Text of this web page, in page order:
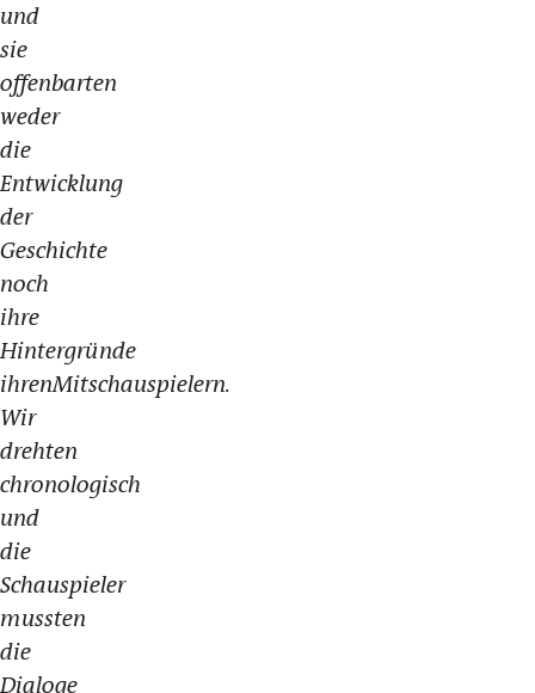
und
sie
offenbarten
weder
die
Entwicklung
der
Geschichte
noch
ihre
Hintergründe
ihrenMitschauspielern.
Wir
drehten
chronologisch
und
die
Schauspieler
mussten
die
Dialoge